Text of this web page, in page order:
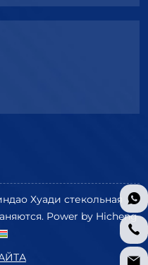
Хуади стекольная
Power by Hicheng